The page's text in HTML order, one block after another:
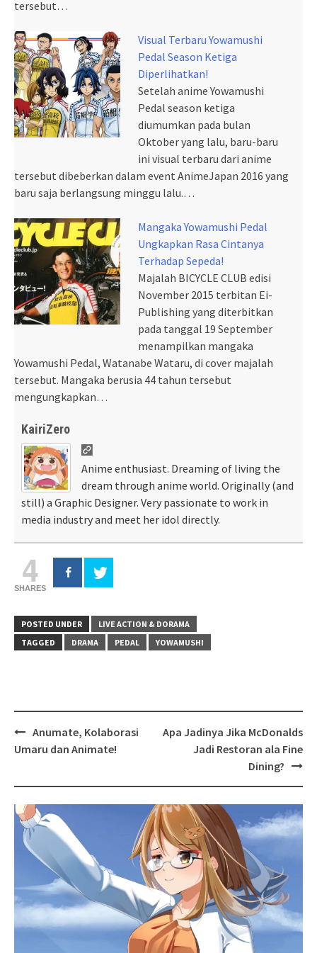
tersebut…
Visual Terbaru Yowamushi
Pedal Season Ketiga
Diperlihatkan!
Setelah anime Yowamushi
Pedal season ketiga
diumumkan pada bulan
Oktober yang lalu, baru-baru
ini visual terbaru dari anime
tersebut dibeberkan dalam event AnimeJapan 2016 yang
baru saja berlangsung minggu lalu.…
Mangaka Yowamushi Pedal
Ungkapkan Rasa Cintanya
Terhadap Sepeda!
Majalah BICYCLE CLUB edisi
November 2015 terbitan Ei-
Publishing yang diterbitkan
pada tanggal 19 September
menampilkan mangaka
Yowamushi Pedal, Watanabe Wataru, di cover majalah
tersebut. Mangaka berusia 44 tahun tersebut
mengungkapkan…
KairiZero
Anime enthusiast. Dreaming of living the
dream through anime world. Originally (and
still) a Graphic Designer. Very passionate to work in
media industry and meet her idol directly.
4
SHARES
POSTED UNDER
LIVE ACTION & DORAMA
TAGGED
DRAMA PEDAL YOWAMUSHI
Post
navigation
Anumate, Kolaborasi
Umaru dan Animate!
Apa Jadinya Jika McDonalds
Jadi Restoran ala Fine
Dining?